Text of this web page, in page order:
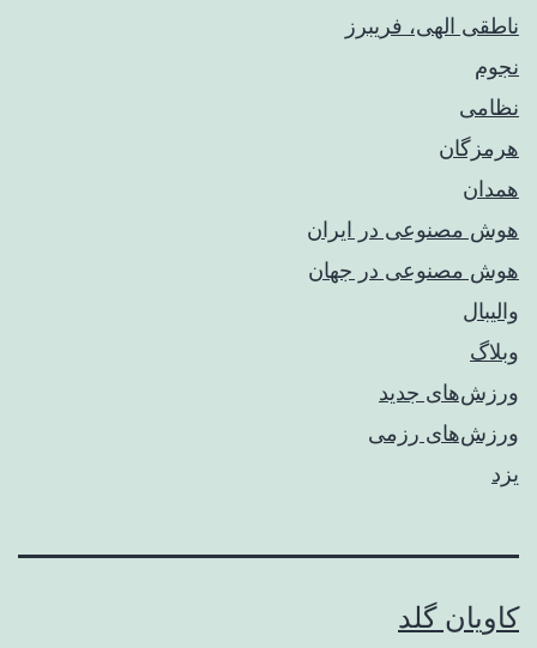
ناطقی الهی، فریبرز
نجوم
نظامی
هرمزگان
همدان
هوش مصنوعی در ایران
هوش مصنوعی در جهان
والیبال
وبلاگ
ورزش‌های جدید
ورزش‌های رزمی
یزد
کاویان گلد